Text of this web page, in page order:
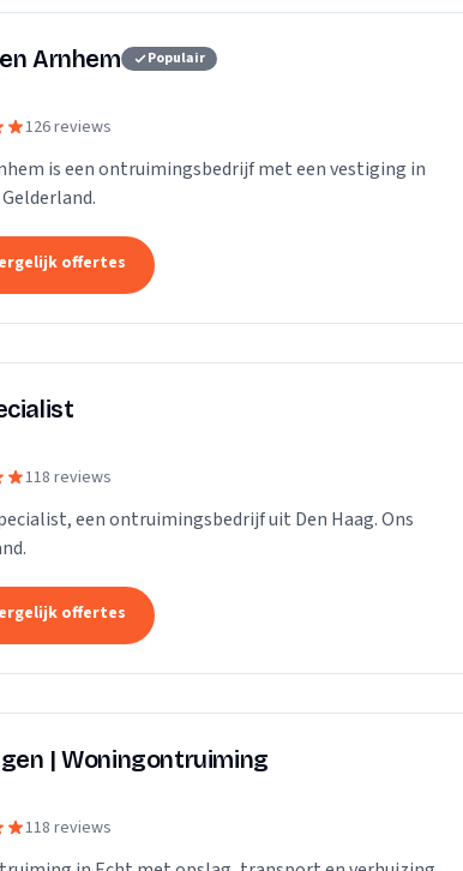
Arnhem Populair
126 reviews
is een ontruimingsbedrijf met een vestiging in
offertes
118 reviews
een ontruimingsbedrijf uit Den Haag. Ons
offertes
| Woningontruiming
118 reviews